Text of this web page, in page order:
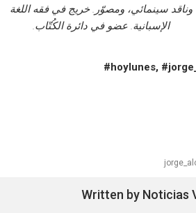
وناقد سينمائي، ومصوّر. خريج في فقه اللغة
الإسبانية. عضو في دائرة الكُتّاب.
Written by Noticias